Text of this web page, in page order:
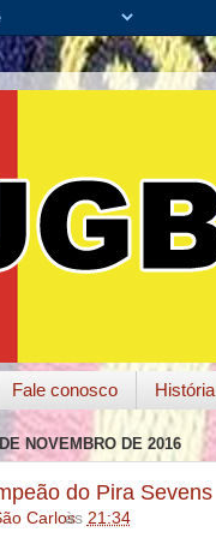
Fale conosco História
NOVEMBRO DE 2016
do Pira Sevens
Carlosàs 21:34